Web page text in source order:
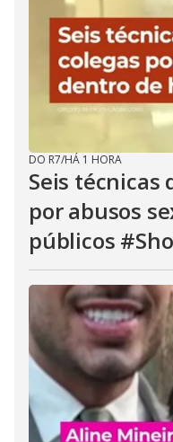
DO R7/HÁ 1 HORA
Seis técnicas
por abusos
públicos